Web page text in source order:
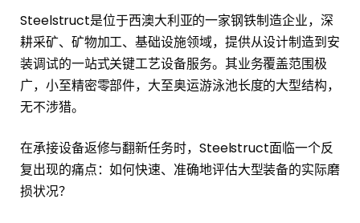
Steelstruct是位于西澳大利亚的一家钢铁制造企业，深
耕采矿、矿物加工、基础设施领域，提供从设计制造到安
装调试的一站式关键工艺设备服务。其业务覆盖范围极
广，小至精密零部件，大至奥运游泳池长度的大型结构，
无不涉猎。
在承接设备返修与翻新任务时，Steelstruct面临一个反
复出现的痛点：如何快速、准确地评估大型装备的实际磨
损状况？